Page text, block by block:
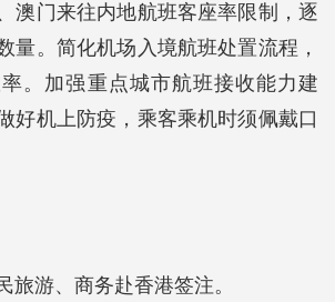
澳门来往内地航班客座率限制，逐
量。简化机场入境航班处置流程，
。加强重点城市航班接收能力建
好机上防疫，乘客乘机时须佩戴口
旅游、商务赴香港签注。